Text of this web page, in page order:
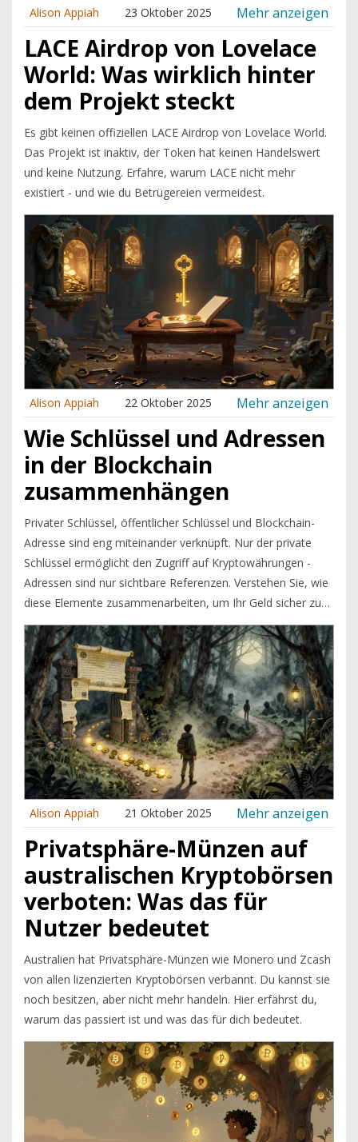
Alison Appiah 23 Oktober 2025 Mehr anzeigen
LACE Airdrop von Lovelace
World: Was wirklich hinter
dem Projekt steckt
Es gibt keinen offiziellen LACE Airdrop von Lovelace World.
Das Projekt ist inaktiv, der Token hat keinen Handelswert
und keine Nutzung. Erfahre, warum LACE nicht mehr
existiert - und wie du Betrügereien vermeidest.
Alison Appiah 22 Oktober 2025 Mehr anzeigen
Wie Schlüssel und Adressen
in der Blockchain
zusammenhängen
Privater Schlüssel, öffentlicher Schlüssel und Blockchain-
Adresse sind eng miteinander verknüpft. Nur der private
Schlüssel ermöglicht den Zugriff auf Kryptowährungen -
Adressen sind nur sichtbare Referenzen. Verstehen Sie, wie
diese Elemente zusammenarbeiten, um Ihr Geld sicher zu
verwalten.
Alison Appiah 21 Oktober 2025 Mehr anzeigen
Privatsphäre-Münzen auf
australischen Kryptobörsen
verboten: Was das für
Nutzer bedeutet
Australien hat Privatsphäre-Münzen wie Monero und Zcash
von allen lizenzierten Kryptobörsen verbannt. Du kannst sie
noch besitzen, aber nicht mehr handeln. Hier erfährst du,
warum das passiert ist und was das für dich bedeutet.